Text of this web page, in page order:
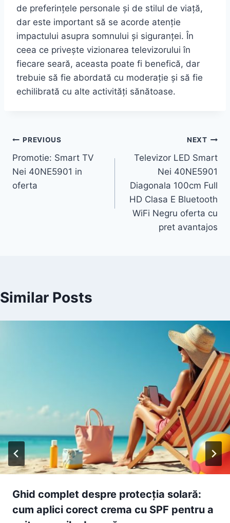
de preferințele personale și de stilul de viață,
dar este important să se acorde atenție
impactului asupra somnului și siguranței. În
ceea ce privește vizionarea televizorului în
fiecare seară, aceasta poate fi benefică, dar
trebuie să fie abordată cu moderație și să fie
echilibrată cu alte activități sănătoase.
Post
navigation
PREVIOUS
Promotie: Smart TV
Nei 40NE5901 in
oferta
NEXT
Televizor LED Smart
Nei 40NE5901
Diagonala 100cm Full
HD Clasa E Bluetooth
WiFi Negru oferta cu
pret avantajos
Similar Posts
Ghid complet despre protecția solară:
cum aplici corect crema cu SPF pentru a